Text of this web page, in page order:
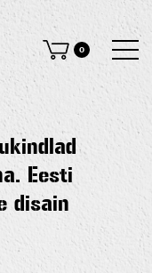
0
Eesti
disain